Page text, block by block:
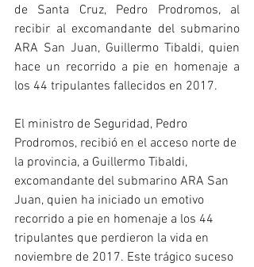
de Santa Cruz, Pedro Prodromos, al
recibir al excomandante del submarino
ARA San Juan, Guillermo Tibaldi, quien
hace un recorrido a pie en homenaje a
los 44 tripulantes fallecidos en 2017.
El ministro de Seguridad, Pedro
Prodromos, recibió en el acceso norte de
la provincia, a Guillermo Tibaldi,
excomandante del submarino ARA San
Juan, quien ha iniciado un emotivo
recorrido a pie en homenaje a los 44
tripulantes que perdieron la vida en
noviembre de 2017. Este trágico suceso